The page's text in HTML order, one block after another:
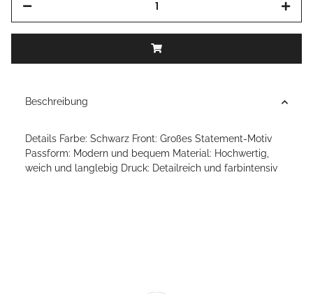
Beschreibung
Details Farbe: Schwarz Front: Großes Statement-Motiv
Passform: Modern und bequem Material: Hochwertig,
weich und langlebig Druck: Detailreich und farbintensiv